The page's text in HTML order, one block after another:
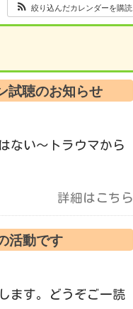
絞り込んだカレンダーを購読
聴のお知らせ
ない～トラウマから
詳細はこちら
活動です
ます。どうぞご一読